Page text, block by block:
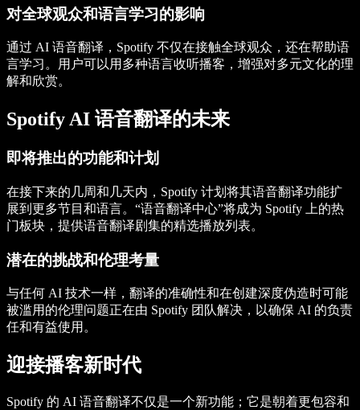
对全球观众和语言学习的影响
通过 AI 语音翻译，Spotify 不仅在接触全球观众，还在帮助语
言学习。用户可以用多种语言收听播客，增强对多元文化的理
解和欣赏。
Spotify AI 语音翻译的未来
即将推出的功能和计划
在接下来的几周和几天内，Spotify 计划将其语音翻译功能扩
展到更多节目和语言。“语音翻译中心”将成为 Spotify 上的热
门板块，提供语音翻译剧集的精选播放列表。
潜在的挑战和伦理考量
与任何 AI 技术一样，翻译的准确性和在创建深度伪造时可能
被滥用的伦理问题正在由 Spotify 团队解决，以确保 AI 的负责
任和有益使用。
迎接播客新时代
Spotify 的 AI 语音翻译不仅是一个新功能；它是朝着更包容和